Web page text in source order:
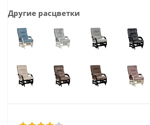
Другие расцветки